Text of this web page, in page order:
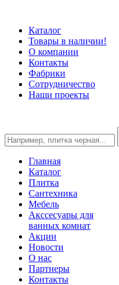
Каталог
Товары в наличии!
О компании
Контакты
Фабрики
Сотрудничество
Наши проекты
Главная
Каталог
Плитка
Сантехника
Мебель
Акссесуары для
ванных комнат
Акции
Новости
О нас
Партнеры
Контакты